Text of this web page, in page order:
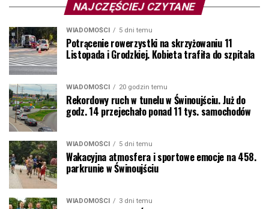
NAJCZĘŚCIEJ CZYTANE
WIADOMOŚCI 5 dni temu
Potrącenie rowerzystki na skrzyżowaniu 11
Listopada i Grodzkiej. Kobieta trafiła do szpitala
WIADOMOŚCI 20 godzin temu
Rekordowy ruch w tunelu w Świnoujściu. Już do
godz. 14 przejechało ponad 11 tys. samochodów
WIADOMOŚCI 5 dni temu
Wakacyjna atmosfera i sportowe emocje na 458.
parkrunie w Świnoujściu
WIADOMOŚCI 3 dni temu